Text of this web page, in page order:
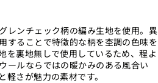
レンチェック柄の編み生地を使用。異
することで特徴的な柄を杢調の色味を
を裏地無しで使用しているため、程よ
ールならではの暖かみのある風合い
軽さが魅力の素材です。